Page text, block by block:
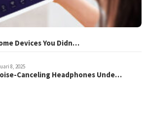
Devices You Didn…
8, 2025
Canceling Headphones Unde…